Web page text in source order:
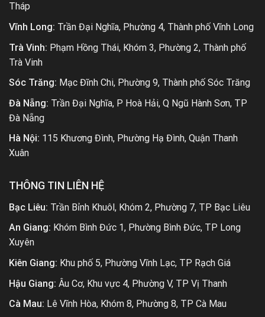
Tháp
Vĩnh Long: Trần Đại Nghĩa, Phường 4, Thành phố Vĩnh Long
Trà Vinh: Phạm Hồng Thái, Khóm 3, Phường 2, Thành phố
Trà Vinh
Sóc Trăng: Mạc Đĩnh Chi, Phường 9, Thành phố Sóc Trăng
Đà Nẵng: Trần Đại Nghĩa, P Hoà Hải, Q Ngũ Hành Sơn, TP
Đà Nẵng
Hà Nội: 115 Khương Đình, Phường Hạ Đình, Quận Thanh
Xuân
THÔNG TIN LIÊN HỆ
Bạc Liêu: Trần Bỉnh Khuôl, Khóm 2, Phường 7, TP Bạc Liêu
An Giang: Khóm Bình Đức 1, Phường Bình Đức, TP Long
Xuyên
Kiên Giang: Khu phố 5, Phường Vĩnh Lạc, TP Rạch Giá
Hậu Giang: Âu Cơ, Khu vực 4, Phường V, TP Vị Thanh
Cà Mau: Lê Vĩnh Hòa, Khóm 8, Phường 8, TP Cà Mau